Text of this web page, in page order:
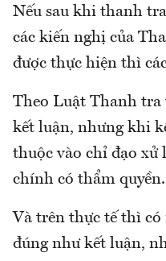
Nếu sau khi thanh
các kiến nghị của
được thực hiện thì
Theo Luật Thanh
kết luận, nhưng khi
thuộc vào chỉ đạo xử
chính có thẩm quyền.
Và trên thực tế thì
đúng như kết luận,